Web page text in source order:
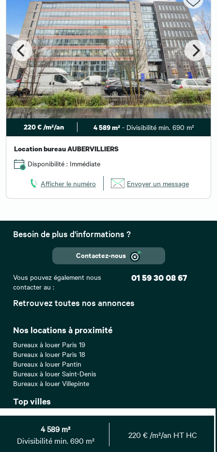
4 589 m²
Divisibilité min. 690 m²
220 € /m²/an HT HC
220 € /m²/an 4 589 m²- Divisibilité min. 690 m²
Location bureau AUBERVILLIERS
Disponibilité : Immédiate
Afficher le numéro Envoyer un message
Retrouvez toutes nos annonces
Nos locations à proximité
Bureaux à louer Paris 19
Bureaux à louer Paris 18
Bureaux à louer Pantin
Bureaux à louer Saint-Denis
Bureaux à louer Villepinte
Top villes
Location bureaux Paris
Location bureaux Lyon
Location bureaux Nice
Location bureaux Strasbourg
Besoin de plus d'informations ?
Contactez-nous
Vous pouvez également nous
contacter au :
01 59 30 08 67